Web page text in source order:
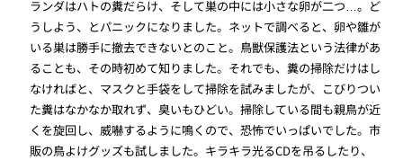
ランダはハトの糞だらけ、そして巣の中には小さな卵が二つ…。ど
うしよう、とパニックになりました。ネットで調べると、卵や雛が
いる巣は勝手に撤去できないとのこと。鳥獣保護法という法律があ
ることも、その時初めて知りました。それでも、糞の掃除だけはし
なければと、マスクと手袋をして掃除を試みましたが、こびりつい
た糞はなかなか取れず、臭いもひどい。掃除している間も親鳥が近
くを旋回し、威嚇するように鳴くので、恐怖でいっぱいでした。市
販の鳥よけグッズも試しました。キラキラ光るCDを吊るしたり、